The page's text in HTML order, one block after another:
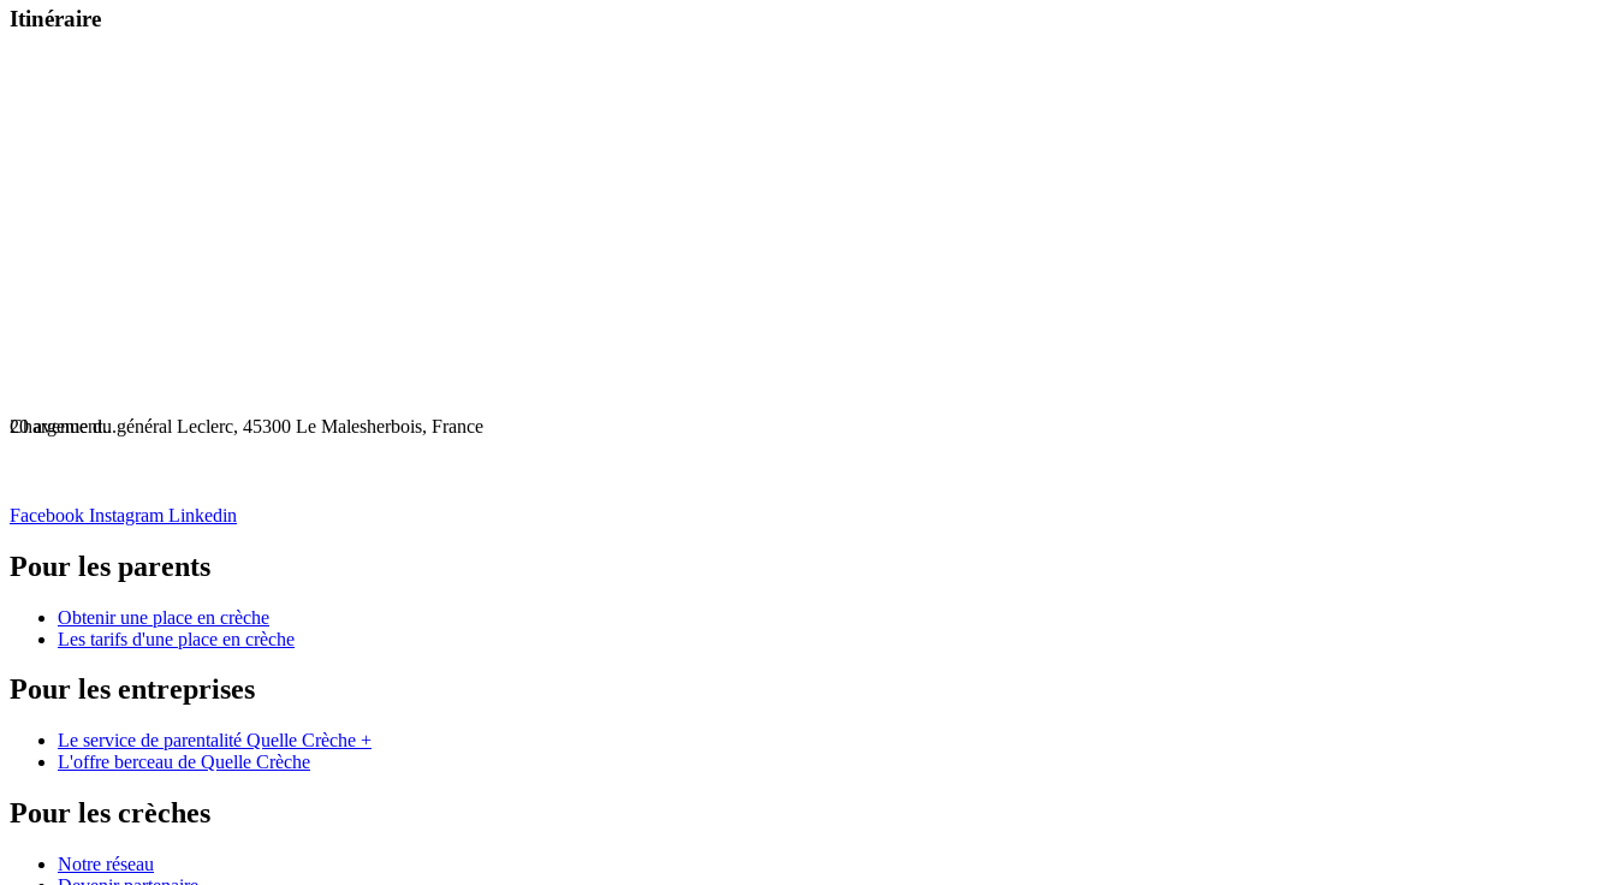
Itinéraire
Chargement...
20 avenue du général Leclerc, 45300 Le Malesherbois, France
Facebook Instagram Linkedin
Pour les parents
Obtenir une place en crèche
Les tarifs d'une place en crèche
Pour les entreprises
Le service de parentalité Quelle Crèche +
L'offre berceau de Quelle Crèche
Pour les crèches
Notre réseau